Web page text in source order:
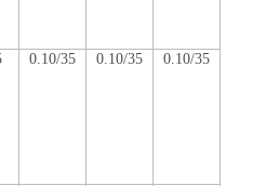
0.10/35 0.10/35 0.10/35